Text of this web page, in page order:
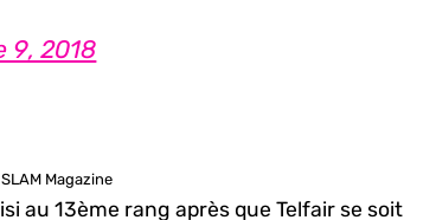
9, 2018
Magazine
au 13ème rang après que Telfair se soit